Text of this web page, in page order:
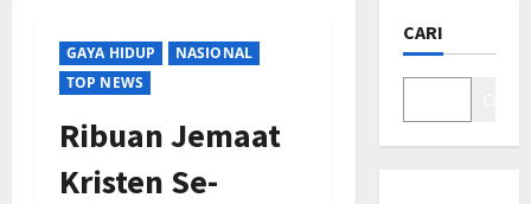
GAYA HIDUP
NASIONAL
TOP NEWS
Ribuan Jemaat
Kristen Se-
CARI